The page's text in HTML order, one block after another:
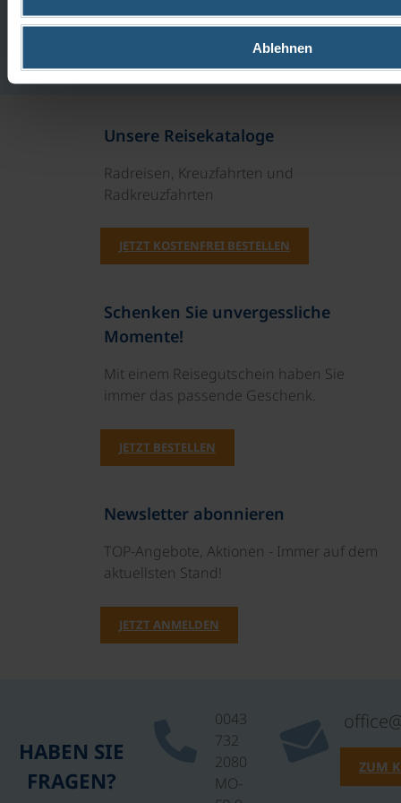
Ablehnen
Gastronomie
Täglich reichhaltiges Frühstücksbuffet. 2 x Abendessen
laut Reiseverlauf Silvestergala - inklusive Feier im Hotel.
Unsere Reisekataloge
Radreisen, Kreuzfahrten und
Radkreuzfahrten
JETZT KOSTENFREI BESTELLEN
Schenken Sie unvergessliche
Momente!
Mit einem Reisegutschein haben Sie
immer das passende Geschenk.
JETZT BESTELLEN
Newsletter abonnieren
TOP-Angebote, Aktionen - Immer auf dem
aktuellsten Stand!
JETZT ANMELDEN
HABEN SIE
FRAGEN?
0043
732
2080
MO-
ZUM